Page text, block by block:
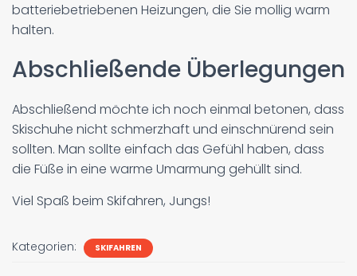
batteriebetriebenen Heizungen, die Sie mollig warm
halten.
Abschließende Überlegungen
Abschließend möchte ich noch einmal betonen, dass
Skischuhe nicht schmerzhaft und einschnürend sein
sollten. Man sollte einfach das Gefühl haben, dass
die Füße in eine warme Umarmung gehüllt sind.
Viel Spaß beim Skifahren, Jungs!
Kategorien: SKIFAHREN